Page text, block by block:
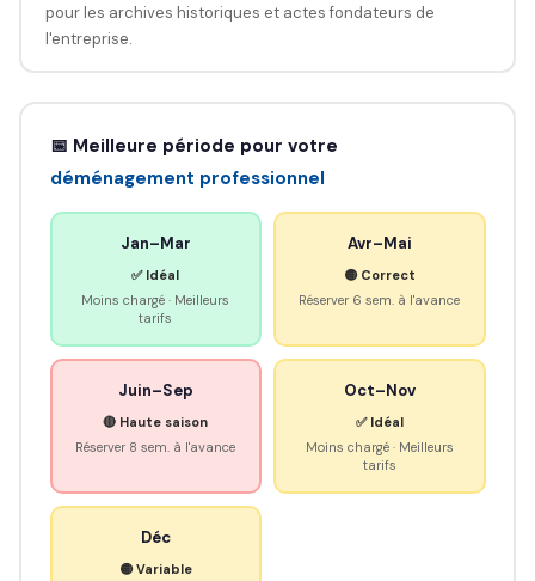
pour les archives historiques et actes fondateurs de
l'entreprise.
📅 Meilleure période pour votre
déménagement professionnel
Jan–Mar
✅ Idéal
Moins chargé · Meilleurs
tarifs
Avr–Mai
🟡 Correct
Réserver 6 sem. à l'avance
Juin–Sep
🔴 Haute saison
Réserver 8 sem. à l'avance
Oct–Nov
✅ Idéal
Moins chargé · Meilleurs
tarifs
Déc
🟡 Variable